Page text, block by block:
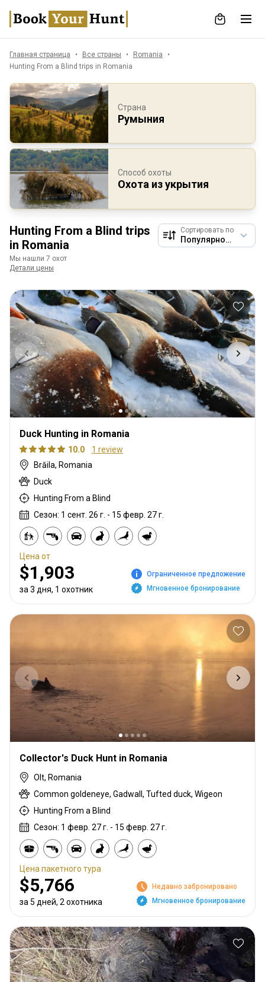
Главная страница Все страны
Romania
Hunting From a Blind trips in Romania
Страна
Румыния
Способ охоты
Охота из укрытия
Hunting From a Blind trips
in Romania
Мы нашли 7 охот
Детали цены
Сортировать по
Duck Hunting in Romania
10.0
1 review
Brăila, Romania
Duck
Hunting From a Blind
Сезон: 1 сент. 26 г. - 15 февр. 27 г.
Цена от
$1,903
за 3 дня, 1 охотник
Ограниченное предложение
Мгновенное бронирование
Collector's Duck Hunt in Romania
Olt, Romania
Common goldeneye, Gadwall, Tufted duck, Wigeon
Hunting From a Blind
Сезон: 1 февр. 27 г. - 15 февр. 27 г.
Цена пакетного тура
$5,766
за 5 дней, 2 охотника
Недавно забронировано
Мгновенное бронирование